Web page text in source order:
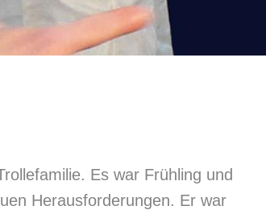
Es war Frühling und
Herausforderungen. Er war